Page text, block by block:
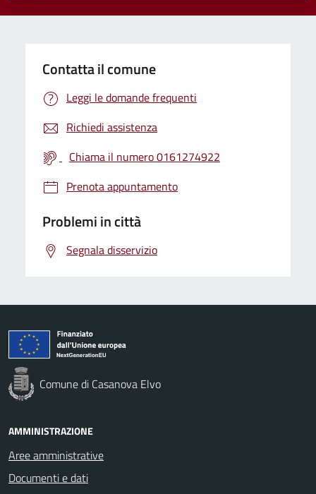
Contatta il comune
Leggi le domande frequenti
Richiedi assistenza
Chiama il numero 0161274922
Prenota appuntamento
Problemi in città
Segnala disservizio
Comune di Casanova Elvo
AMMINISTRAZIONE
Aree amministrative
Documenti e dati